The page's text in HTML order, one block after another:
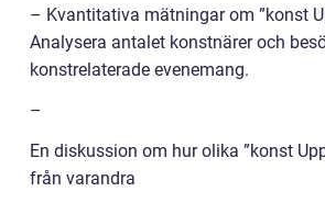
– Kvantitativa mätningar om ”konst
Analysera antalet konstnärer och
konstrelaterade evenemang.
–
En diskussion om hur olika ”konst
från varandra